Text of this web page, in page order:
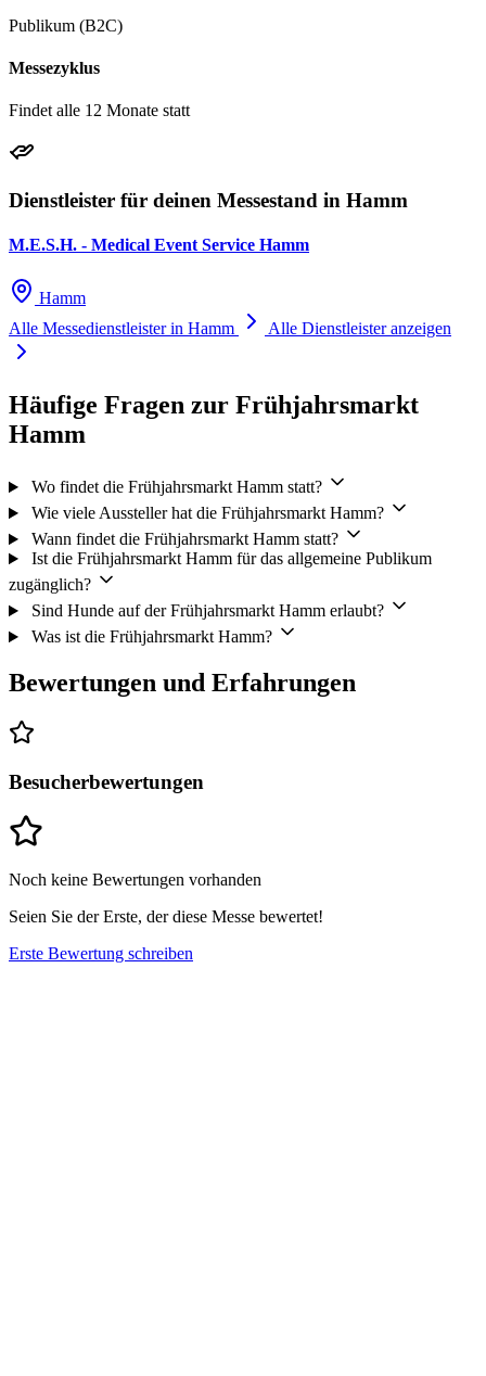
Publikum (B2C)
Messezyklus
Findet alle 12 Monate statt
Dienstleister für deinen Messestand in Hamm
M.E.S.H. - Medical Event Service Hamm
Hamm
Alle Messedienstleister in Hamm
Alle Dienstleister anzeigen
Häufige Fragen zur Frühjahrsmarkt
Hamm
Wo findet die Frühjahrsmarkt Hamm statt?
Wie viele Aussteller hat die Frühjahrsmarkt Hamm?
Wann findet die Frühjahrsmarkt Hamm statt?
Ist die Frühjahrsmarkt Hamm für das allgemeine Publikum
zugänglich?
Sind Hunde auf der Frühjahrsmarkt Hamm erlaubt?
Was ist die Frühjahrsmarkt Hamm?
Bewertungen und Erfahrungen
Besucherbewertungen
Noch keine Bewertungen vorhanden
Seien Sie der Erste, der diese Messe bewertet!
Erste Bewertung schreiben